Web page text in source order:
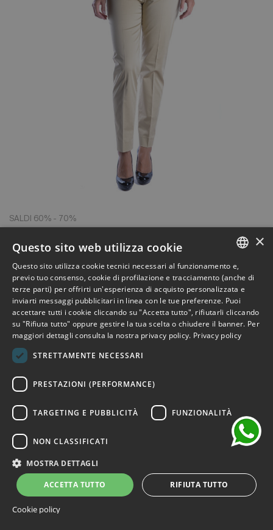
SALDI 60% - 70%
172,00 € 68,80 €
-70%
ITALIAN
ENGLISH
FRENCH
GERMAN
×
Questo sito web utilizza cookie
Questo sito utilizza cookie tecnici necessari al funzionamento e,
previo tuo consenso, cookie di profilazione e tracciamento (anche di
terze parti) per offrirti un'esperienza di acquisto personalizzata e
inviarti messaggi pubblicitari in linea con le tue preferenze. Puoi
accettare tutti i cookie cliccando su "Accetta tutto", rifiutarli cliccando
su "Rifiuta tutto" oppure gestire la tua scelta o chiudere il banner. Per
maggiori dettagli consulta la nostra privacy policy. Privacy policy
STRETTAMENTE NECESSARI
PRESTAZIONI (PERFORMANCE)
TARGETING E PUBBLICITÀ FUNZIONALITÀ
NON CLASSIFICATI
MOSTRA DETTAGLI
ACCETTA TUTTO RIFIUTA TUTTO
Cookie policy